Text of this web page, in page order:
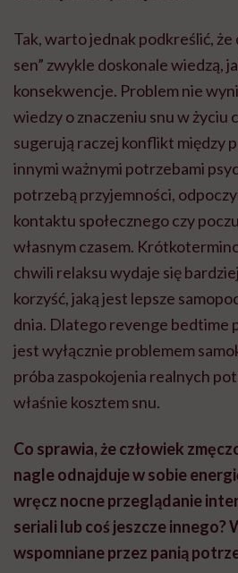
Tak, warto jednak podkreślić, że
sen” zwykle doskonale wiedzą,
konsekwencje. Problem nie
wiedzy o znaczeniu snu w życiu
sugerują raczej konflikt między
innymi ważnymi potrzebami
potrzebą przyjemności,
kontaktu społecznego czy
własnym czasem.
chwili relaksu wydaje się
korzyść, jaką jest lepsze
dnia. Dlatego revenge bedtime
jest wyłącznie problemem
próba zaspokojenia realnych
właśnie kosztem snu.
Co sprawia, że człowiek
nagle odnajduje w sobie
wręcz nocne przeglądanie
seriali lub coś jeszcze innego?
wspomniane przez panią